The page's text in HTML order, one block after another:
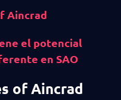
Aincrad
el potencial
en SAO
of Aincrad